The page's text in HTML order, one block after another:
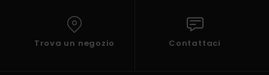
Trova un negozio Contattaci